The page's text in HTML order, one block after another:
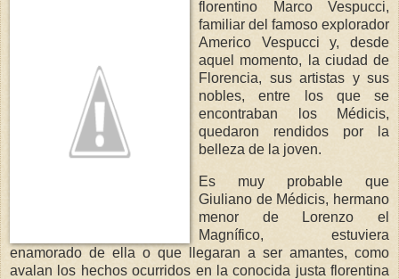
florentino Marco Vespucci,
familiar del famoso explorador
Americo Vespucci y, desde
aquel momento, la ciudad de
Florencia, sus artistas y sus
nobles, entre los que se
encontraban los Médicis,
quedaron rendidos por la
belleza de la joven.
Es muy probable que
Giuliano de Médicis, hermano
menor de Lorenzo el
Magnífico, estuviera
enamorado de ella o que llegaran a ser amantes, como
avalan los hechos ocurridos en la conocida justa florentina